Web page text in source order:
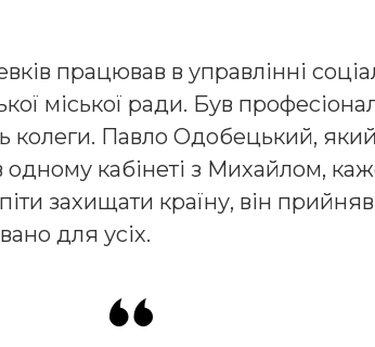
працював в управлінні
міської ради. Був
колеги. Павло Одобецький,
кабінеті з Михайлом,
захищати країну, він прийняв
для усіх.